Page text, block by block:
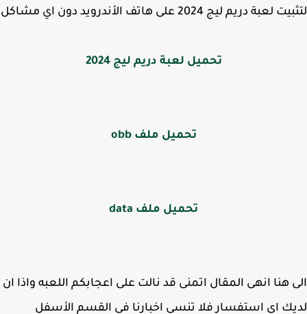
دريم ليج 2024 على هاتف الأندرويد دون اي مشاكل
تحميل لعبة دريم ليج 2024
تحميل ملف obb
تحميل ملف data
هنا انهى المقال اتمنى قد نالت على اعجابكم اللعبه واذا ان
اي استفسار فلا تنسى اخبارنا في القسم الأسفل